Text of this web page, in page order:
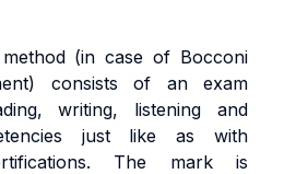
method (in case of Bocconi
consists of an exam
writing, listening and
just like as with
The mark is